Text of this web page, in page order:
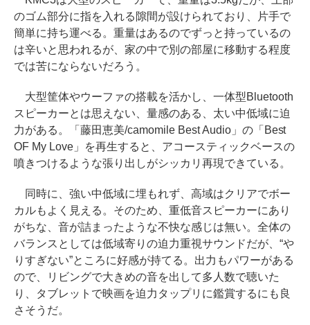
のゴム部分に指を入れる隙間が設けられており、片手で
簡単に持ち運べる。重量はあるのでずっと持っているの
は辛いと思われるが、家の中で別の部屋に移動する程度
では苦にならないだろう。
大型筐体やウーファの搭載を活かし、一体型Bluetooth
スピーカーとは思えない、量感のある、太い中低域に迫
力がある。「藤田恵美/camomile Best Audio」の「Best
OF My Love」を再生すると、アコースティックベースの
噴きつけるような張り出しがシッカリ再現できている。
同時に、強い中低域に埋もれず、高域はクリアでボー
カルもよく見える。そのため、重低音スピーカーにあり
がちな、音が詰まったような不快な感じは無い。全体の
バランスとしては低域寄りの迫力重視サウンドだが、“や
りすぎない”ところに好感が持てる。出力もパワーがある
ので、リビングで大きめの音を出して多人数で聴いた
り、タブレットで映画を迫力タップリに鑑賞するにも良
さそうだ。